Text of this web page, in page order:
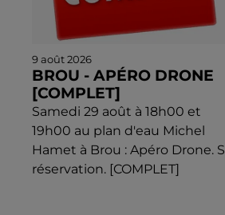
9 août 2026
BROU - APÉRO DRONE
[COMPLET]
Samedi 29 août à 18h00 et
19h00 au plan d'eau Michel
Hamet à Brou : Apéro Drone.
réservation. [COMPLET]